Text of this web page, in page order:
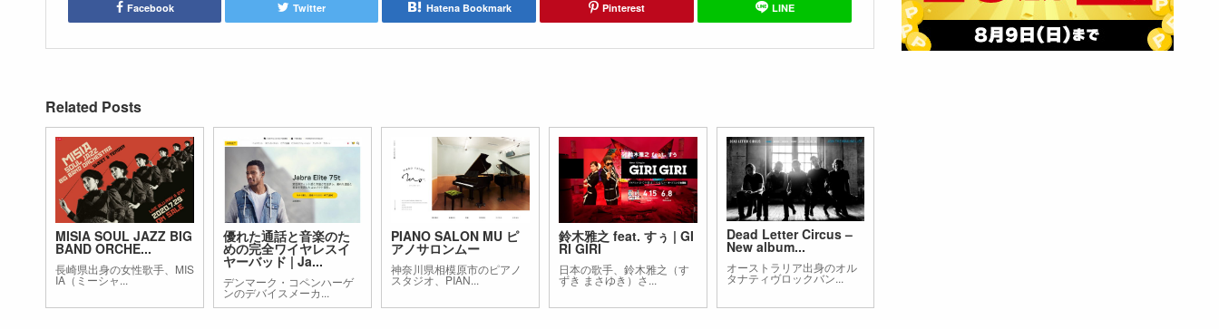
Facebook Twitter Hatena Bookmark Pinterest LINE
Related Posts
MISIA SOUL JAZZ BIG
BAND ORCHE...
長崎県出身の女性歌手、MIS
IA（ミーシャ...
優れた通話と音楽のた
めの完全ワイヤレスイ
ヤーバッド | Ja...
デンマーク・コペンハーゲ
ンのデバイスメーカ...
PIANO SALON MU ピ
アノサロンムー
神奈川県相模原市のピアノ
スタジオ、PIAN...
鈴木雅之 feat. すぅ | GI
RI GIRI
日本の歌手、鈴木雅之（す
ずき まさゆき）さ...
Dead Letter Circus –
New album...
オーストラリア出身のオル
タナティヴロックバン...